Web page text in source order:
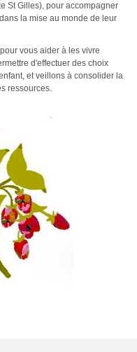
St Gilles), pour accompagner
la mise au monde de leur
vous aider à les vivre
d'effectuer des choix
et veillons à consolider la
ressources.